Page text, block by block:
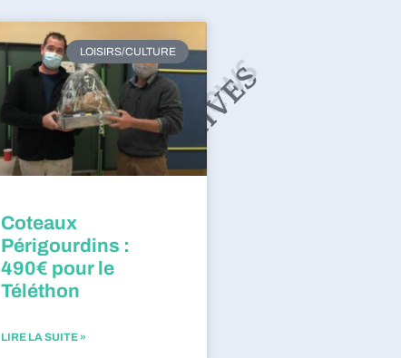
LOISIRS/CULTURE
Coteaux
Périgourdins :
490€ pour le
Téléthon
LIRE LA SUITE »